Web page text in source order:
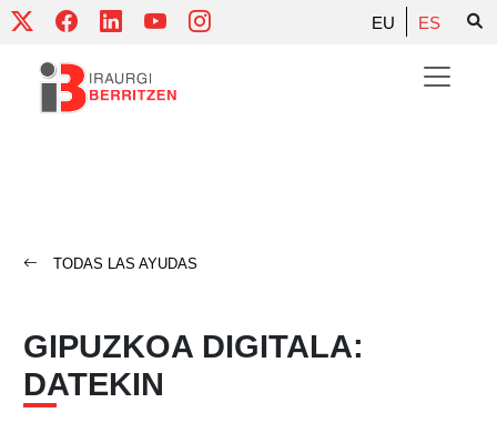
Skip
content
EU ES
TODAS LAS AYUDAS
GIPUZKOA DIGITALA:
DATEKIN